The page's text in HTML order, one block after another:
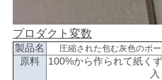
プロダクト変数
製品名 圧縮された包む灰色のボ
原料
100%から作られて紙く